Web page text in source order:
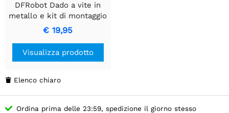
DFRobot Dado a vite in
metallo e kit di montaggio
-M2
€ 19,95
Visualizza prodotto
 Elenco chiaro
Ordina prima delle 23:59, spedizione il giorno stesso